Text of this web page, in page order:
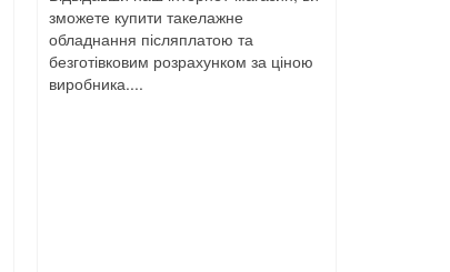
зможете купити такелажне
обладнання післяплатою та
безготівковим розрахунком за ціною
виробника....